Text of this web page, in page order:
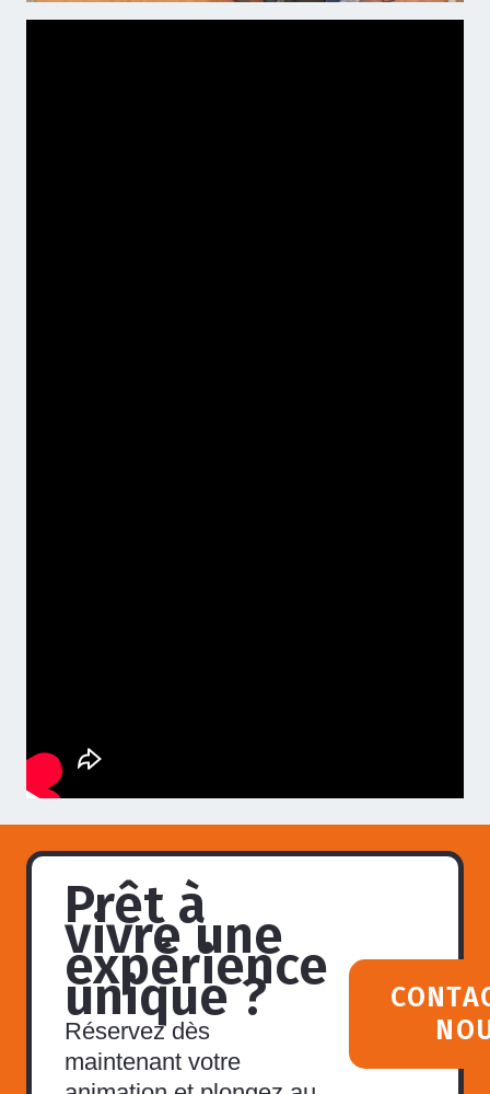
Prêt à
vivre une
expérience
unique ?
Réservez dès
maintenant votre